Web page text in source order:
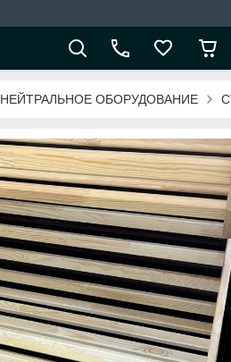
НЕЙТРАЛЬНОЕ ОБОРУДОВАНИЕ